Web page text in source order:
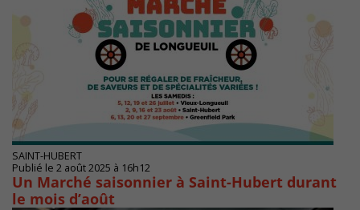
SAINT-HUBERT
Publié le 2 août 2025 à 16h12
Un Marché saisonnier à Saint-Hubert durant
le mois d’août